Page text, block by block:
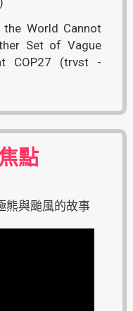
the World Cannot
Set of Vague
COP27 (trvst -
點
熊與颱風的故事